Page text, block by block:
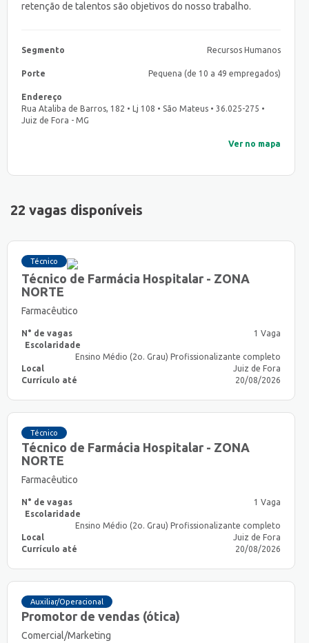
retenção de talentos são objetivos do nosso trabalho.
Segmento Recursos Humanos
Porte Pequena (de 10 a 49 empregados)
Endereço
Rua Ataliba de Barros, 182 • Lj 108 • São Mateus • 36.025-275 •
Juiz de Fora - MG
Ver no mapa
22 vagas disponíveis
Técnico
Técnico de Farmácia Hospitalar - ZONA
NORTE
Farmacêutico
N° de vagas
1 Vaga
Escolaridade
Ensino Médio (2o. Grau) Profissionalizante completo
Local
Juiz de Fora
Currículo até
20/08/2026
Técnico
Técnico de Farmácia Hospitalar - ZONA
NORTE
Farmacêutico
N° de vagas
1 Vaga
Escolaridade
Ensino Médio (2o. Grau) Profissionalizante completo
Local
Juiz de Fora
Currículo até
20/08/2026
Auxiliar/Operacional
Promotor de vendas (ótica)
Comercial/Marketing